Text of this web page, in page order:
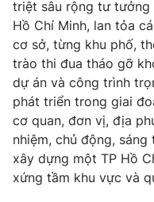
triệt sâu rộng tư tưởng
Hồ Chí Minh, lan tỏa
cơ sở, từng khu phố,
trào thi đua tháo gỡ
dự án và công trình
phát triển trong giai
cơ quan, đơn vị, địa
nhiệm, chủ động,
xây dựng một TP Hồ
xứng tầm khu vực và